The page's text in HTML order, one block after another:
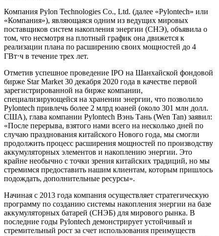
Компания Pylon Technologies Co., Ltd. (далее «Pylontech» или
«Компания»), являющаяся одним из ведущих мировых
поставщиков систем накопления энергии (СНЭ), объявила о
том, что несмотря на плотный график она движется к
реализации плана по расширению своих мощностей до 4
ГВт⋅ч в течение трех лет.
Отметив успешное проведение IPO на Шанхайской фондовой
бирже Star Market 30 декабря 2020 года в качестве первой
зарегистрированной на бирже компании,
специализирующейся на хранении энергии, что позволило
Pylontech привлечь более 2 млрд юаней (около 301 млн долл.
США), глава компании Pylontech Вэнь Тань (Wen Tan) заявил:
«После перерыва, взятого нами всего на несколько дней по
случаю празднования китайского Нового года, мы смогли
продолжить процесс расширения мощностей по производству
аккумуляторных элементов и накоплению энергии. Это
крайне необычно с точки зрения китайских традиций, но мы
стремимся предоставить нашим клиентам, которым пришлось
подождать, дополнительные ресурсы».
Начиная с 2013 года компания осуществляет стратегическую
программу по созданию системы накопления энергии на базе
аккумуляторных батарей (СНЭБ) для мирового рынка. В
последние годы Pylontech демонстрирует устойчивый и
стремительный рост за счет использования преимуществ